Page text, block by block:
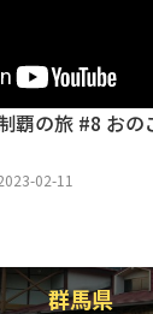
覇の旅 #8 お
02-11
群馬県